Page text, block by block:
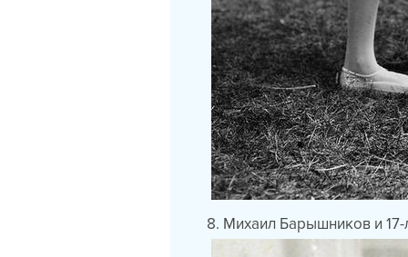
8. Михаил Барышников и